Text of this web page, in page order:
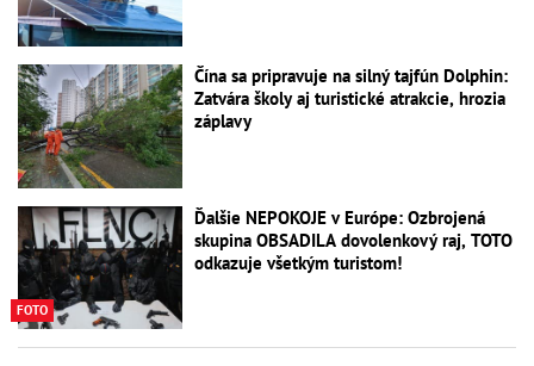
Čína sa pripravuje na silný tajfún Dolphin:
Zatvára školy aj turistické atrakcie, hrozia
záplavy
FOTO
Ďalšie NEPOKOJE v Európe: Ozbrojená
skupina OBSADILA dovolenkový raj, TOTO
odkazuje všetkým turistom!